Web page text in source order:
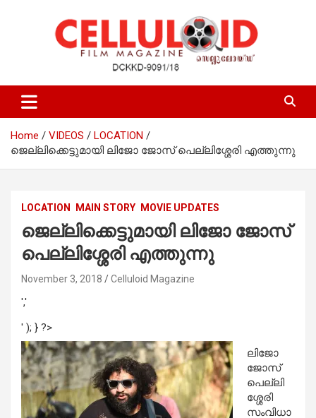
celluloid
Home VIDEOS
LOCATION
ജെല്ലിക്കെട്ടുമായി ലിജോ ജോസ് പെല്ലിശ്ശേരി എത്തുന്നു
LOCATION MAIN STORY MOVIE UPDATES
ജെല്ലിക്കെട്ടുമായി ലിജോ ജോസ്
പെല്ലിശ്ശേരി എത്തുന്നു
November 3, 2018 Celluloid Magazine
','
' ); } ?>
ലിജോ
ജോസ്
പെല്ലി
ശ്ശേരി
സംവിധാ